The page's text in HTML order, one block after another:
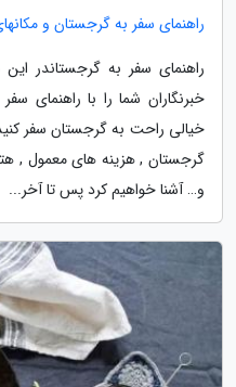
راهنمای سفر به گرجستان و
راهنمای سفر به گرجستاندر
خبرنگاران شما را با راهنمای
خیالی راحت به گرجستان سفر
گرجستان , هزینه های معمول ,
و… آشنا خواهیم کرد پس تا آخر...